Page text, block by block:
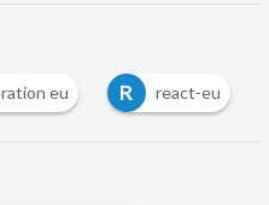
eu R react-eu